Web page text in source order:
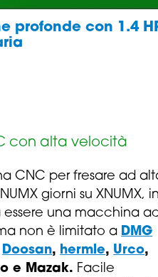
profonde con 1.4
con alta velocità
CNC per fresare ad
giorni su XNUMX, in
essere una macchina
non è limitato a DMG
Doosan, hermle, Urco,
e Mazak. Facile